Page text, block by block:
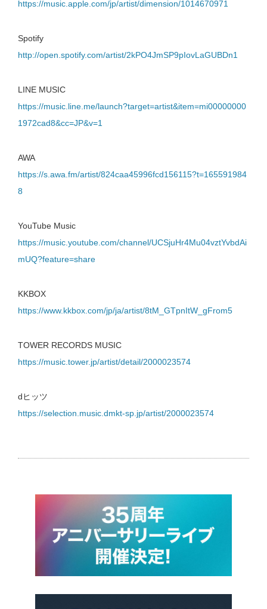
https://music.apple.com/jp/artist/dimension/1014670971
Spotify
http://open.spotify.com/artist/2kPO4JmSP9pIovLaGUBDn1
LINE MUSIC
https://music.line.me/launch?target=artist&item=mi00000000
1972cad8&cc=JP&v=1
AWA
https://s.awa.fm/artist/824caa45996fcd156115?t=165591984
8
YouTube Music
https://music.youtube.com/channel/UCSjuHr4Mu04vztYvbdAi
mUQ?feature=share
KKBOX
https://www.kkbox.com/jp/ja/artist/8tM_GTpnItW_gFrom5
TOWER RECORDS MUSIC
https://music.tower.jp/artist/detail/2000023574
dヒッツ
https://selection.music.dmkt-sp.jp/artist/2000023574